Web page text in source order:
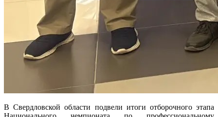
В Свердловской области подвели итоги отборочного этапа